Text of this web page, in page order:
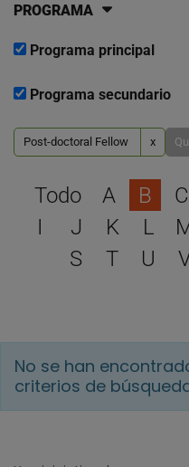
PROGRAMA
Programa principal
Programa secundario
Post-doctoral Fellow x
Todo A B C
I
J K L
S
T U
No se han
criterios de